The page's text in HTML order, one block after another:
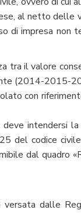
al netto delle
di impresa non
tra il valore
(2014-2015-
con
intendersi
del codice
dal quadro
dalle